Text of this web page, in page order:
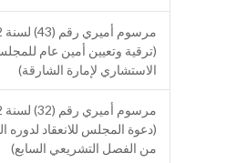
(ترقية وتعيين أمين عام
الاستشاري لإمارة الشارقة)
(دعوة المجلس للانعقاد لدوره
من الفصل التشريعي السابع)